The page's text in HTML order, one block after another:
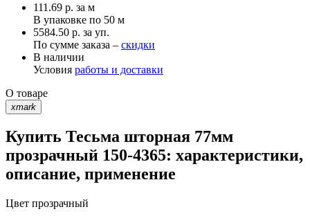
111.69 р. за м
В упаковке по 50 м
5584.50 р. за уп.
По сумме заказа – скидки
В наличии
Условия работы и доставки
О товаре
xmark
Купить Тесьма шторная 77мм
прозрачный 150-4365: характеристики,
описание, применение
Цвет прозрачный